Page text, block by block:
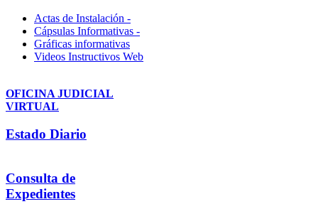
Actas de Instalación -
Cápsulas Informativas -
Gráficas informativas
Videos Instructivos Web
OFICINA JUDICIAL
VIRTUAL
Estado Diario
Consulta de
Expedientes